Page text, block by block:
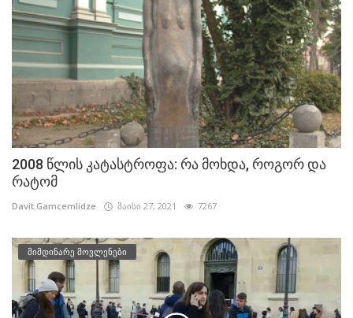
2008 წლის კატასტროფა: რა მოხდა, როგორ და
რატომ
Davit.Gamcemlidze მაისი 27, 2021 7267
მიმდინარე მოვლენები